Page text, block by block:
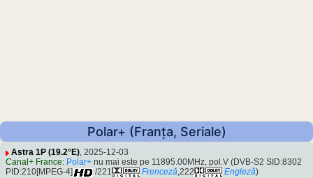
Polar+ (Franța, Seriale)
Astra 1P (19.2°E), 2025-12-03
Canal+ France: Polar+ nu mai este pe 11895.00MHz, pol.V (DVB-S2 SID:8302
PID:210[MPEG-4]
/221 Frenceză,222 Engleză)